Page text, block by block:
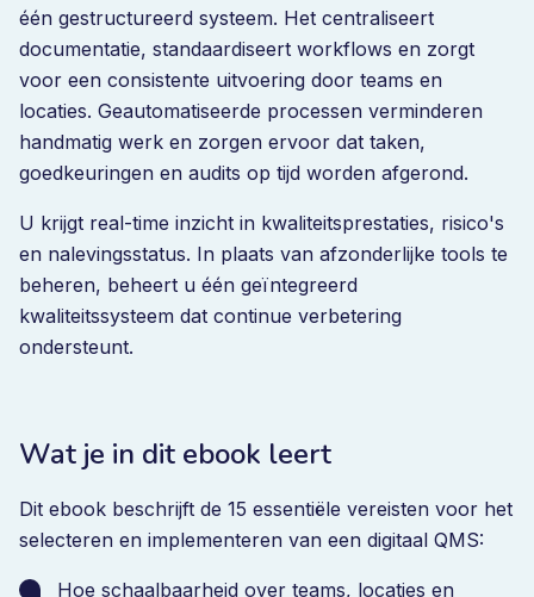
één gestructureerd systeem. Het centraliseert
documentatie, standaardiseert workflows en zorgt
voor een consistente uitvoering door teams en
locaties. Geautomatiseerde processen verminderen
handmatig werk en zorgen ervoor dat taken,
goedkeuringen en audits op tijd worden afgerond.
U krijgt real-time inzicht in kwaliteitsprestaties, risico's
en nalevingsstatus. In plaats van afzonderlijke tools te
beheren, beheert u één geïntegreerd
kwaliteitssysteem dat continue verbetering
ondersteunt.
Wat je in dit ebook leert
Dit ebook beschrijft de 15 essentiële vereisten voor het
selecteren en implementeren van een digitaal QMS:
Hoe schaalbaarheid over teams, locaties en